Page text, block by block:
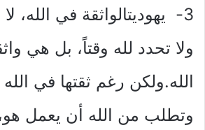
3- يهوديتالواثقة في الله،
ولا تحدد لله وقتاً، بل هي
الله.ولكن رغم ثقتها في الله
وتطلب من الله أن يعمل